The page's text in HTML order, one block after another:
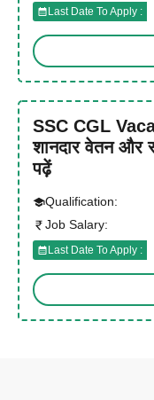
Last Date To Apply :
SSC CGL
शानदार वेतन और
पढ़ें
Qualification:
Job Salary:
Last Date To Apply :